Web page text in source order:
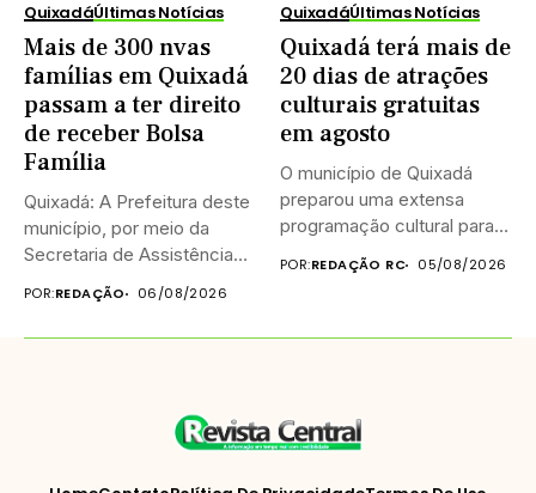
QuixadáÚltimas Notícias
Mais de 300 nvas
famílias em Quixadá
passam a ter direito
de receber Bolsa
Família
Quixadá: A Prefeitura deste
município, por meio da
Secretaria de Assistência
POR:REDAÇÃO 06/08/2026
QuixadáÚltimas Notícias
Quixadá terá mais de
20 dias de atrações
culturais gratuitas
em agosto
O município de Quixadá
preparou uma extensa
programação cultural para
celebrar o...
POR:REDAÇÃO RC 05/08/2026